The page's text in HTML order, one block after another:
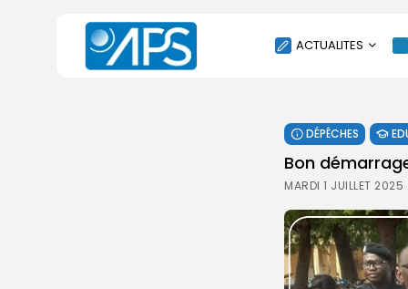
ACTUALITES
SOCIÉTÉ
ÉCONOMIE
CULTURE
SPORT
ENVIRONNEMENT
INTERNATIONAL
DÉPÊCHES
Bon
MARDI 1 JUILLET